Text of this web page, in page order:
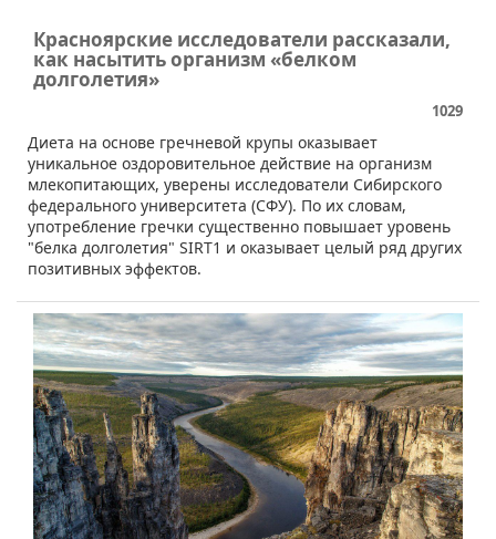
Красноярские исследователи рассказали,
как насытить организм «белком
долголетия»
1029
​​Диета на основе гречневой крупы оказывает
уникальное оздоровительное действие на организм
млекопитающих, уверены исследователи Сибирского
федерального университета (СФУ). По их словам,
употребление гречки существенно повышает уровень
"белка долголетия" SIRT1 и оказывает целый ряд других
позитивных эффектов.